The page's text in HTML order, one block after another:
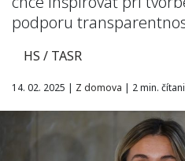
podporu
HS / TASR
14. 02. 2025 | Z domova | 2 min.